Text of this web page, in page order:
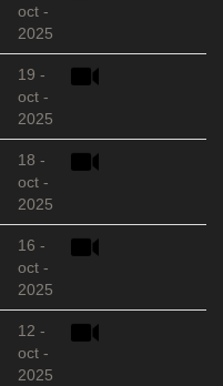
oct -
2025
19 -
oct -
2025
18 -
oct -
2025
16 -
oct -
2025
12 -
oct -
2025